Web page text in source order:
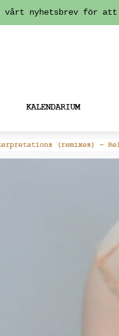
vårt nyhetsbrev för
KALENDARIUM
(remixes) –